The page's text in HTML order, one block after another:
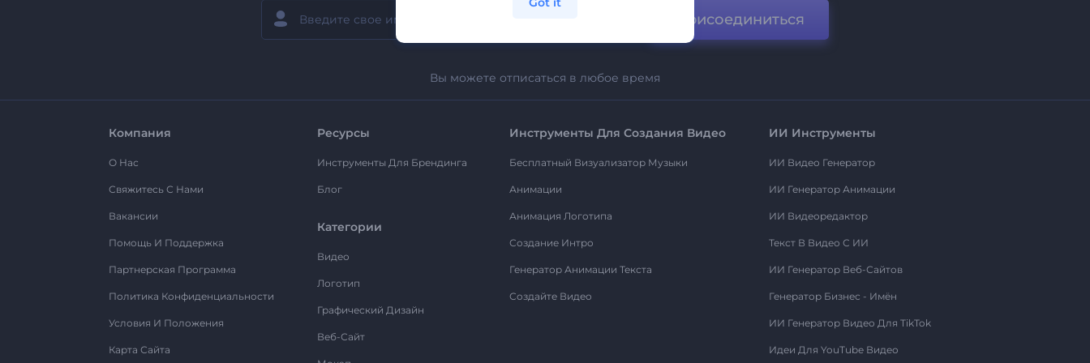
Присоединиться
Вы можете отписаться в любое время
Компания
О Нас
Свяжитесь С Нами
Вакансии
Помощь И Поддержка
Партнерская Программа
Политика Конфиденциальности
Условия И Положения
Карта Сайта
Ресурсы
Инструменты Для Брендинга
Блог
Категории
Видео
Логотип
Графический Дизайн
Веб-Сайт
Инструменты Для Создания Видео
Бесплатный Визуализатор Музыки
Анимации
Анимация Логотипа
Создание Интро
Генератор Анимации Текста
Создайте Видео
ИИ Инструменты
ИИ Видео Генератор
ИИ Генератор Анимации
ИИ Видеоредактор
Текст В Видео С ИИ
ИИ Генератор Веб-Сайтов
Генератор Бизнес - Имён
ИИ Генератор Видео Для TikTok
Идеи Для YouTube Видео